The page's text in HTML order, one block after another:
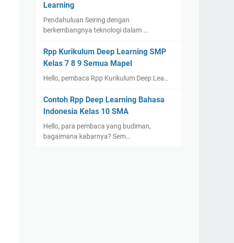
Learning
Pendahuluan Seiring dengan
berkembangnya teknologi dalam …
Rpp Kurikulum Deep Learning SMP
Kelas 7 8 9 Semua Mapel
Hello, pembaca Rpp Kurikulum Deep Lea…
Contoh Rpp Deep Learning Bahasa
Indonesia Kelas 10 SMA
Hello, para pembaca yang budiman,
bagaimana kabarnya? Sem…